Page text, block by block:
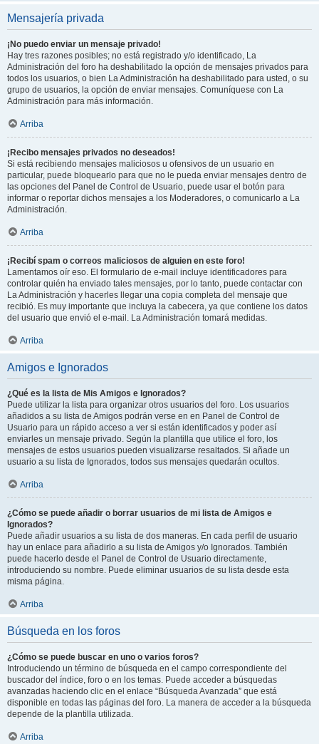
Mensajería privada
¡No puedo enviar un mensaje privado!
Hay tres razones posibles; no está registrado y/o identificado, La
Administración del foro ha deshabilitado la opción de mensajes privados para
todos los usuarios, o bien La Administración ha deshabilitado para usted, o su
grupo de usuarios, la opción de enviar mensajes. Comuníquese con La
Administración para más información.
Arriba
¡Recibo mensajes privados no deseados!
Si está recibiendo mensajes maliciosos u ofensivos de un usuario en
particular, puede bloquearlo para que no le pueda enviar mensajes dentro de
las opciones del Panel de Control de Usuario, puede usar el botón para
informar o reportar dichos mensajes a los Moderadores, o comunicarlo a La
Administración.
Arriba
¡Recibí spam o correos maliciosos de alguien en este foro!
Lamentamos oír eso. El formulario de e-mail incluye identificadores para
controlar quién ha enviado tales mensajes, por lo tanto, puede contactar con
La Administración y hacerles llegar una copia completa del mensaje que
recibió. Es muy importante que incluya la cabecera, ya que contiene los datos
del usuario que envió el e-mail. La Administración tomará medidas.
Arriba
Amigos e Ignorados
¿Qué es la lista de Mis Amigos e Ignorados?
Puede utilizar la lista para organizar otros usuarios del foro. Los usuarios
añadidos a su lista de Amigos podrán verse en en Panel de Control de
Usuario para un rápido acceso a ver si están identificados y poder así
enviarles un mensaje privado. Según la plantilla que utilice el foro, los
mensajes de estos usuarios pueden visualizarse resaltados. Si añade un
usuario a su lista de Ignorados, todos sus mensajes quedarán ocultos.
Arriba
¿Cómo se puede añadir o borrar usuarios de mi lista de Amigos e
Ignorados?
Puede añadir usuarios a su lista de dos maneras. En cada perfil de usuario
hay un enlace para añadirlo a su lista de Amigos y/o Ignorados. También
puede hacerlo desde el Panel de Control de Usuario directamente,
introduciendo su nombre. Puede eliminar usuarios de su lista desde esta
misma página.
Arriba
Búsqueda en los foros
¿Cómo se puede buscar en uno o varios foros?
Introduciendo un término de búsqueda en el campo correspondiente del
buscador del índice, foro o en los temas. Puede acceder a búsquedas
avanzadas haciendo clic en el enlace “Búsqueda Avanzada” que está
disponible en todas las páginas del foro. La manera de acceder a la búsqueda
depende de la plantilla utilizada.
Arriba